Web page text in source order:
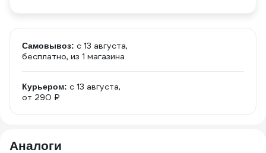
Самовывоз: c 13 августа,
бесплатно, из 1 магазина
Курьером: c 13 августа,
от 290 ₽
Аналоги